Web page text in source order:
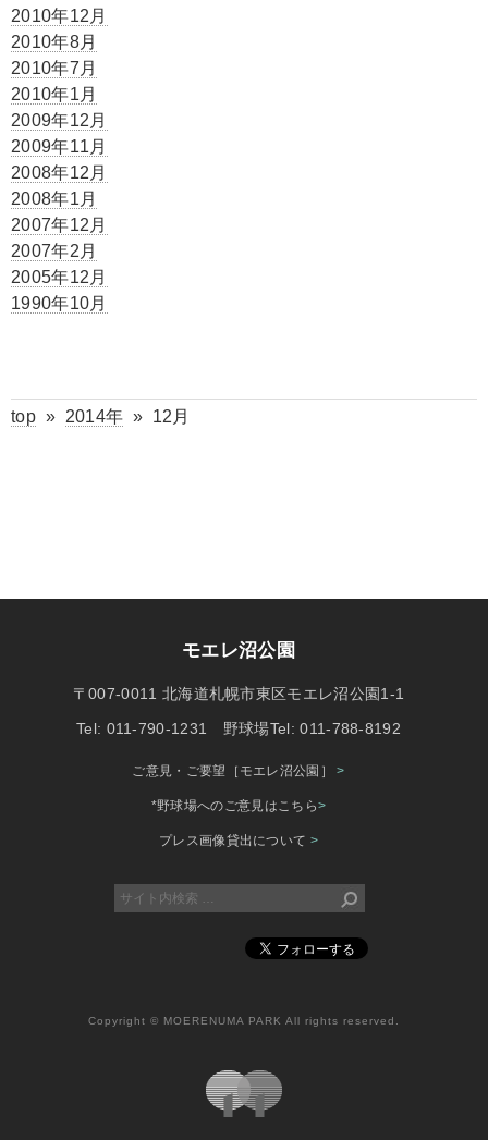
2010年12月
2010年8月
2010年7月
2010年1月
2009年12月
2009年11月
2008年12月
2008年1月
2007年12月
2007年2月
2005年12月
1990年10月
top» 2014年 » 12月
モエレ沼公園
〒007-0011 北海道札幌市東区モエレ沼公園1-1
Tel: 011-790-1231 野球場Tel: 011-788-8192
ご意見・ご要望［モエレ沼公園］>
*野球場へのご意見はこちら>
プレス画像貸出について >
Copyright © MOERENUMA PARK All rights reserved.